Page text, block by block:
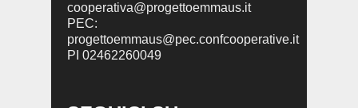
cooperativa@progettoemmaus.it
PEC:
progettoemmaus@pec.confcooperative.it
PI 02462260049